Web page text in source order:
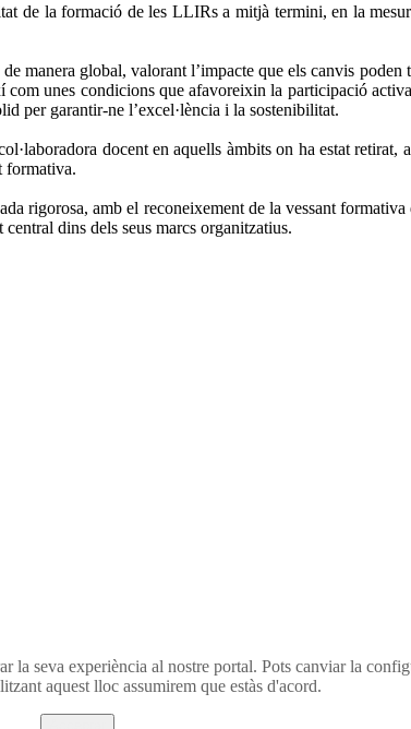
de la formació de les LLIRs a mitjà termini, en la
manera global, valorant l’impacte que els canvis
unes condicions que afavoreixin la participació
per garantir-ne l’excel·lència i la sostenibilitat.
docent en aquells àmbits on ha estat retirat,
formativa.
rigorosa, amb el reconeixement de la vessant
dins dels seus marcs organitzatius.
seva experiència al nostre portal. Pots canviar la
aquest lloc assumirem que estàs d'acord.